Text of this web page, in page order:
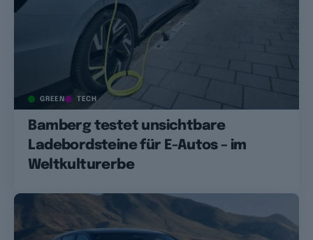
GREEN TECH
Bamberg testet unsichtbare
Ladebordsteine für E-Autos – im
Weltkulturerbe